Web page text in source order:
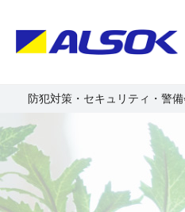
防犯対策・セキュリティ・警